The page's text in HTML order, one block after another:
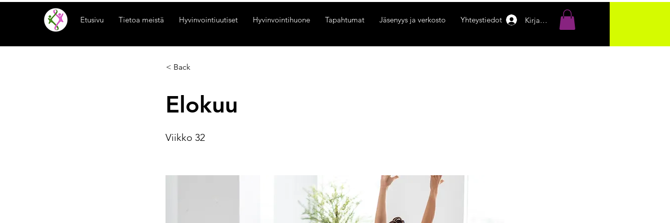
Kirjaudu
Etusivu Tietoa meistä Hyvinvointiuutiset Hyvinvointihuone Tapahtumat Jäsenyys ja verkosto Yhteystiedot
< Back
Elokuu
Viikko 32